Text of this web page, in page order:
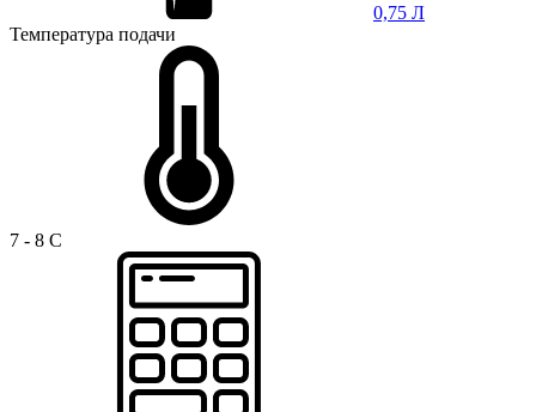
0,75 Л
Температура подачи
7 - 8 C